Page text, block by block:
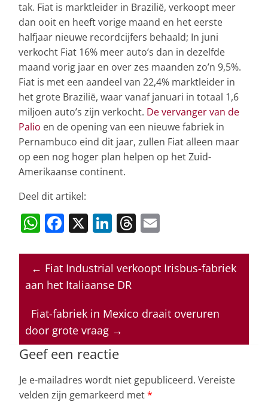
tak. Fiat is marktleider in Brazilië, verkoopt meer
dan ooit en heeft vorige maand en het eerste
halfjaar nieuwe recordcijfers behaald; In juni
verkocht Fiat 16% meer auto’s dan in dezelfde
maand vorig jaar en over zes maanden zo’n 9,5%.
Fiat is met een aandeel van 22,4% marktleider in
het grote Brazilië, waar vanaf januari in totaal 1,6
miljoen auto’s zijn verkocht. De vervanger van de
Palio en de opening van een nieuwe fabriek in
Pernambuco eind dit jaar, zullen Fiat alleen maar
op een nog hoger plan helpen op het Zuid-
Amerikaanse continent.
Deel dit artikel:
W
at
s
p
p
F
c
e
o
o
k
X Li
k
e
n
T
re
a
s
ai
l
← Fiat Industrial verkoopt Irisbus-fabriek
aan het Italiaanse DR
Fiat-fabriek in Mexico draait overuren
door grote vraag →
Geef een reactie
Je e-mailadres wordt niet gepubliceerd. Vereiste
velden zijn gemarkeerd met*